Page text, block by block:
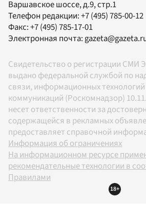
Варшавское шоссе, д.9, стр.1
Телефон редакции:+7 (495) 785-00-12
Факс:+7 (495) 785-17-01
Электронная почта:
Свидетельство о регистрации СМИ
выдано федеральной службой по
связи, информационных
коммуникаций (Роскомнадзор)
несет ответственности за
содержащейся в рекламных
предоставляет справочной
Информация об ограничениях
На информационном ресурсе
рекомендательные технологии в
Правилами
18+